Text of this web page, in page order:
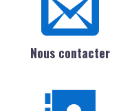
Nous contacter